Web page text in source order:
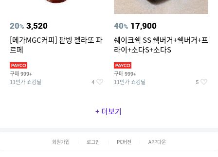
20% 3,520
[메가MGC커피] 팥빙 젤라또 파
르페
구매 999+
11번가 쇼킹딜 4
40% 17,900
쉐이크쉑 SS 쉑버거+쉑버거+프
라이+소다S+소다S
구매 999+
11번가 쇼킹딜 5
+ 더보기
회원가입 로그인 PC버전 APP다운